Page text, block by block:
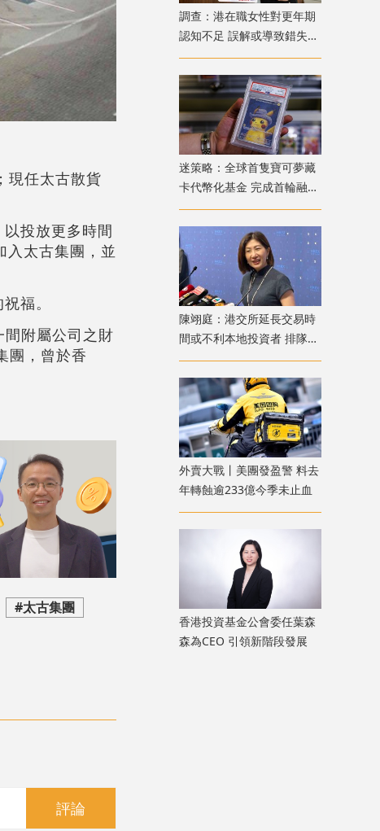
現任太古散貨
投放更多時間
入太古集團，並
福。
附屬公司之財
團，曾於香
#太古集團
評論
調查：港在職女性對更年期
認知不足 誤解或導致錯失
「黃金預防期」
迷策略：全球首隻寶可夢藏
卡代幣化基金 完成首輪融資
兼獲超購
陳翊庭：港交所延長交易時
間或不利本地投資者 排隊上
市公司數量創新高
外賣大戰丨美團發盈警 料去
年轉蝕逾233億今季未止血
香港投資基金公會委任葉森
森為CEO 引領新階段發展